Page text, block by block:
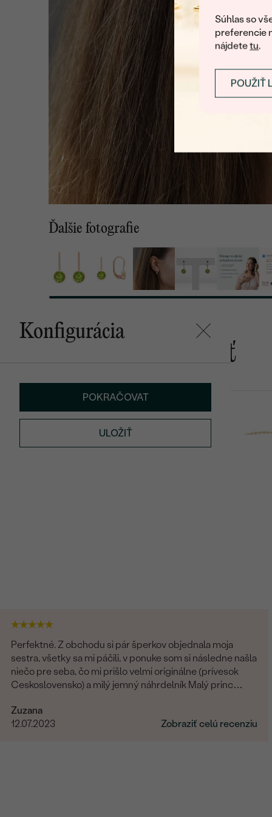
Súhlas so
preferencie
nájdetetu.
POUŽIŤ
Ďalšie fotografie
Konfigurácia
POKRAČOVAT
ULOŽIŤ
Mohlo by sa vám páčiť
od € 739
Perfektné. Z obchodu si pár šperkov objednala moja
sestra, všetky sa mi páčili, v ponuke som si následne našla
niečo pre seba, čo mi prišlo velmi originálne (prívesok
Ceskoslovensko) a milý jemný náhrdelník Malý princ
Obchod a tovar odporúčam, kto hladá šperk, urcite si
nájde to svoje.
Zuzana
12.07.2023
Zobraziť celú recenziu